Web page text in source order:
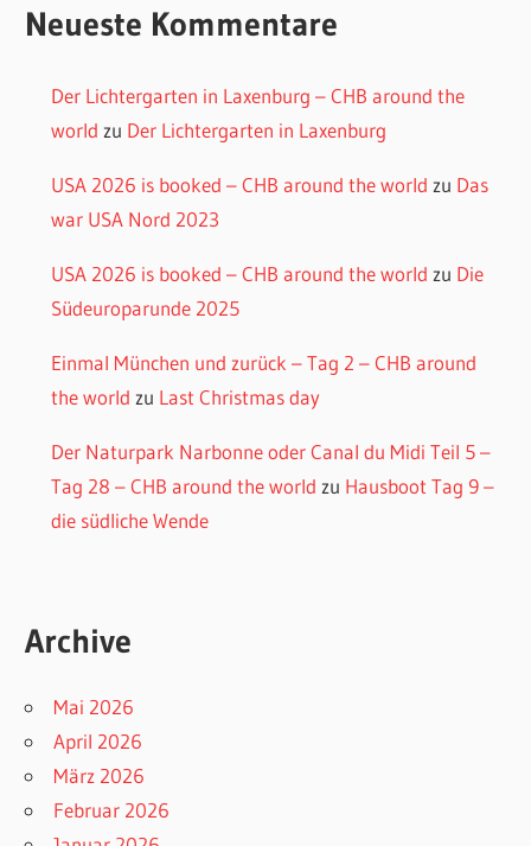
Neueste Kommentare
Der Lichtergarten in Laxenburg – CHB around the
world zu Der Lichtergarten in Laxenburg
USA 2026 is booked – CHB around the world zu Das
war USA Nord 2023
USA 2026 is booked – CHB around the world zu Die
Südeuroparunde 2025
Einmal München und zurück – Tag 2 – CHB around
the world zu Last Christmas day
Der Naturpark Narbonne oder Canal du Midi Teil 5 –
Tag 28 – CHB around the world zu Hausboot Tag 9 –
die südliche Wende
Archive
Mai 2026
April 2026
März 2026
Februar 2026